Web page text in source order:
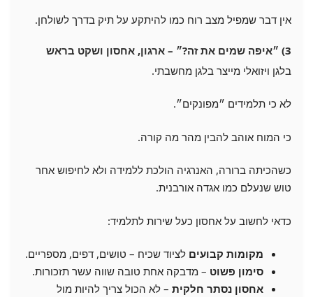
אין דבר שמפיל מצב רוח כמו להיתקע על תיק בדרך לשולחן.
3) ״איפה שמים את זה?״ – ארגון, אחסון ושקט בראש
בלגן ויזואלי מייצר בלגן מחשבתי.
לא כי תלמידים ״מפונקים״.
כי המוח אוהב להבין מהר מה קורה.
כשהכיתה ברורה, האנרגיה הולכת ללמידה ולא לחיפוש אחר
טוש שנעלם כמו אגדה אורבנית.
כדאי לחשוב על אחסון כעל שירות לתלמיד:
מקומות קבועים לציוד שכיח – טושים, דפים, מספריים.
סימון פשוט – מדבקה אחת טובה שווה עשר תזכורות.
אחסון נסתר חלקית – לא הכול צריך להיות מול